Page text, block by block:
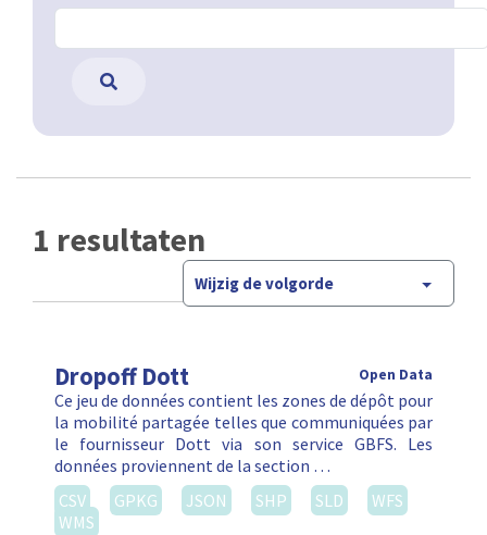
1 resultaten
Wijzig de volgorde
Dropoff Dott Open Data
Ce jeu de données contient les zones de dépôt pour
la mobilité partagée telles que communiquées par
le fournisseur Dott via son service GBFS. Les
données proviennent de la section …
CSV
GPKG JSON SHP SLD
WFS
WMS